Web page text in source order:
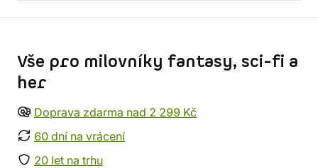
Vše pro milovníky fantasy, sci-fi a
her
Doprava zdarma nad 2 299 Kč
60 dní na vrácení
20 let na trhu